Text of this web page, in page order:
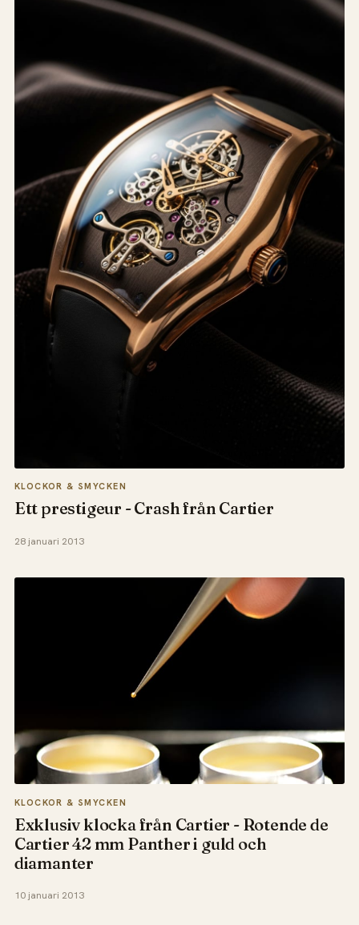
KLOCKOR & SMYCKEN
Ett prestigeur - Crash från Cartier
28 januari 2013
KLOCKOR & SMYCKEN
Exklusiv klocka från Cartier - Rotende de
Cartier 42 mm Panther i guld och
diamanter
10 januari 2013